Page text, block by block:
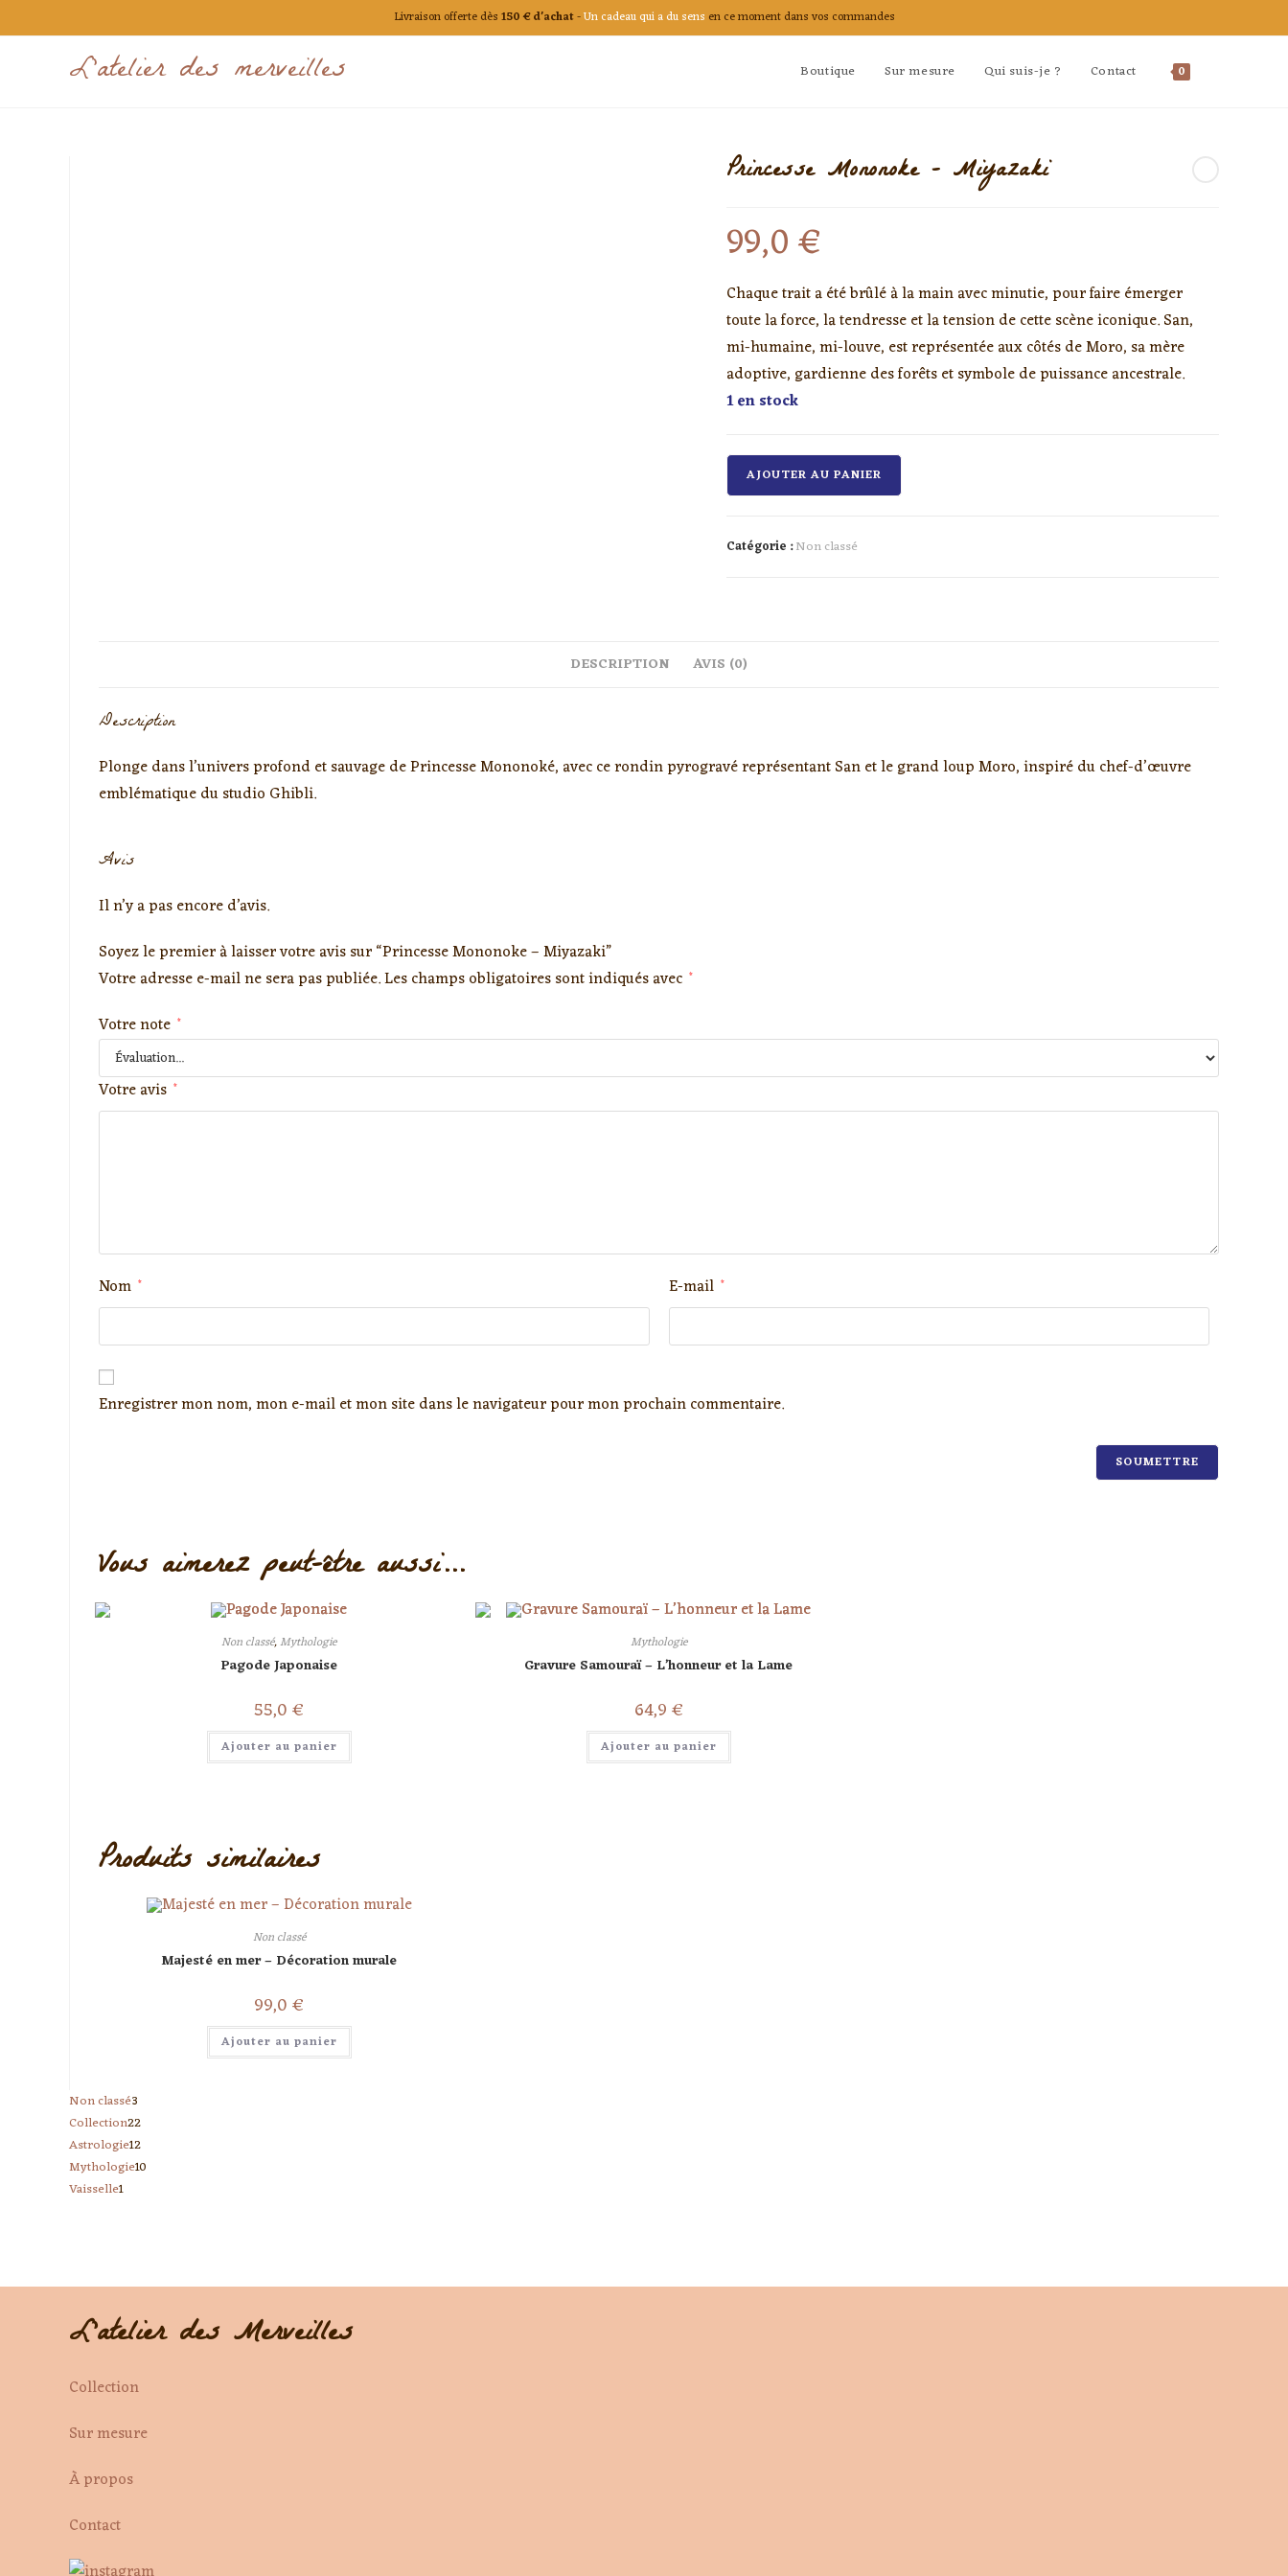
to
Livraison offerte dès150 € d'achat-Un cadeau qui a du sens en ce moment dans vos commandes
L'atelier des merveilles Boutique Sur mesure Qui suis-je ? Contact 0
Princesse Mononoke – Miyazaki
99,0€
Chaque trait a été brûlé à la main avec minutie, pour faire émerger
toute la force, la tendresse et la tension de cette scène iconique. San,
mi-humaine, mi-louve, est représentée aux côtés de Moro, sa mère
adoptive, gardienne des forêts et symbole de puissance ancestrale.
1 en stock
quantité
de
Mononoke
AJOUTER AU PANIER
Catégorie :Non classé
DESCRIPTION AVIS (0)
Description
Plonge dans l’univers profond et sauvage de Princesse Mononoké, avec ce rondin pyrogravé représentant San et le grand loup Moro, inspiré du chef-d’œuvre
emblématique du studio Ghibli.
Avis
Il n’y a pas encore d’avis.
Soyez le premier à laisser votre avis sur “Princesse Mononoke – Miyazaki”
Votre adresse e-mail ne sera pas publiée.Les champs obligatoires sont indiqués avec *
Votre note *
Votre avis *
Nom * E-mail *
Enregistrer mon nom, mon e-mail et mon site dans le navigateur pour mon prochain commentaire.
Vous aimerez peut-être aussi…
Non classé,Mythologie
Pagode Japonaise
55,0€
Ajouter au panier
Mythologie
Gravure Samouraï – L’honneur et la Lame
64,9€
Ajouter au panier
Produits similaires
Non classé
Majesté en mer – Décoration murale
99,0€
Ajouter au panier
Non classé3
produits
Collection2222
produits
Astrologie1212
produits
Mythologie10
Vaisselle11
L'atelier des Merveilles
Collection
Sur mesure
À propos
Contact